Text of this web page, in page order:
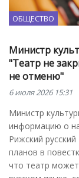
ОБЩЕСТВО
Министр
"Театр не
не отменю"
6 июля 2026 15:31
Министр
информацию о
Рижский
планов в
что театр